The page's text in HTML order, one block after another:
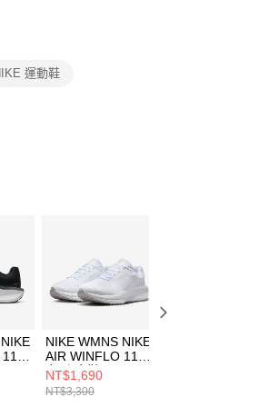
AFTEE先享後付」服務完成之
料，並將交易相關給付款項請
戶之使用額度並採取法律行
運動鞋
NIKE WMNS NIKE
AIR WINFLO 11
女 跑步鞋
FJ9510100
NT$1,690
NT$3,300